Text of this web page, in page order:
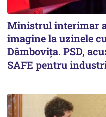
Ministrul interimar
imagine la uzinele
Dâmbovița. PSD,
SAFE pentru